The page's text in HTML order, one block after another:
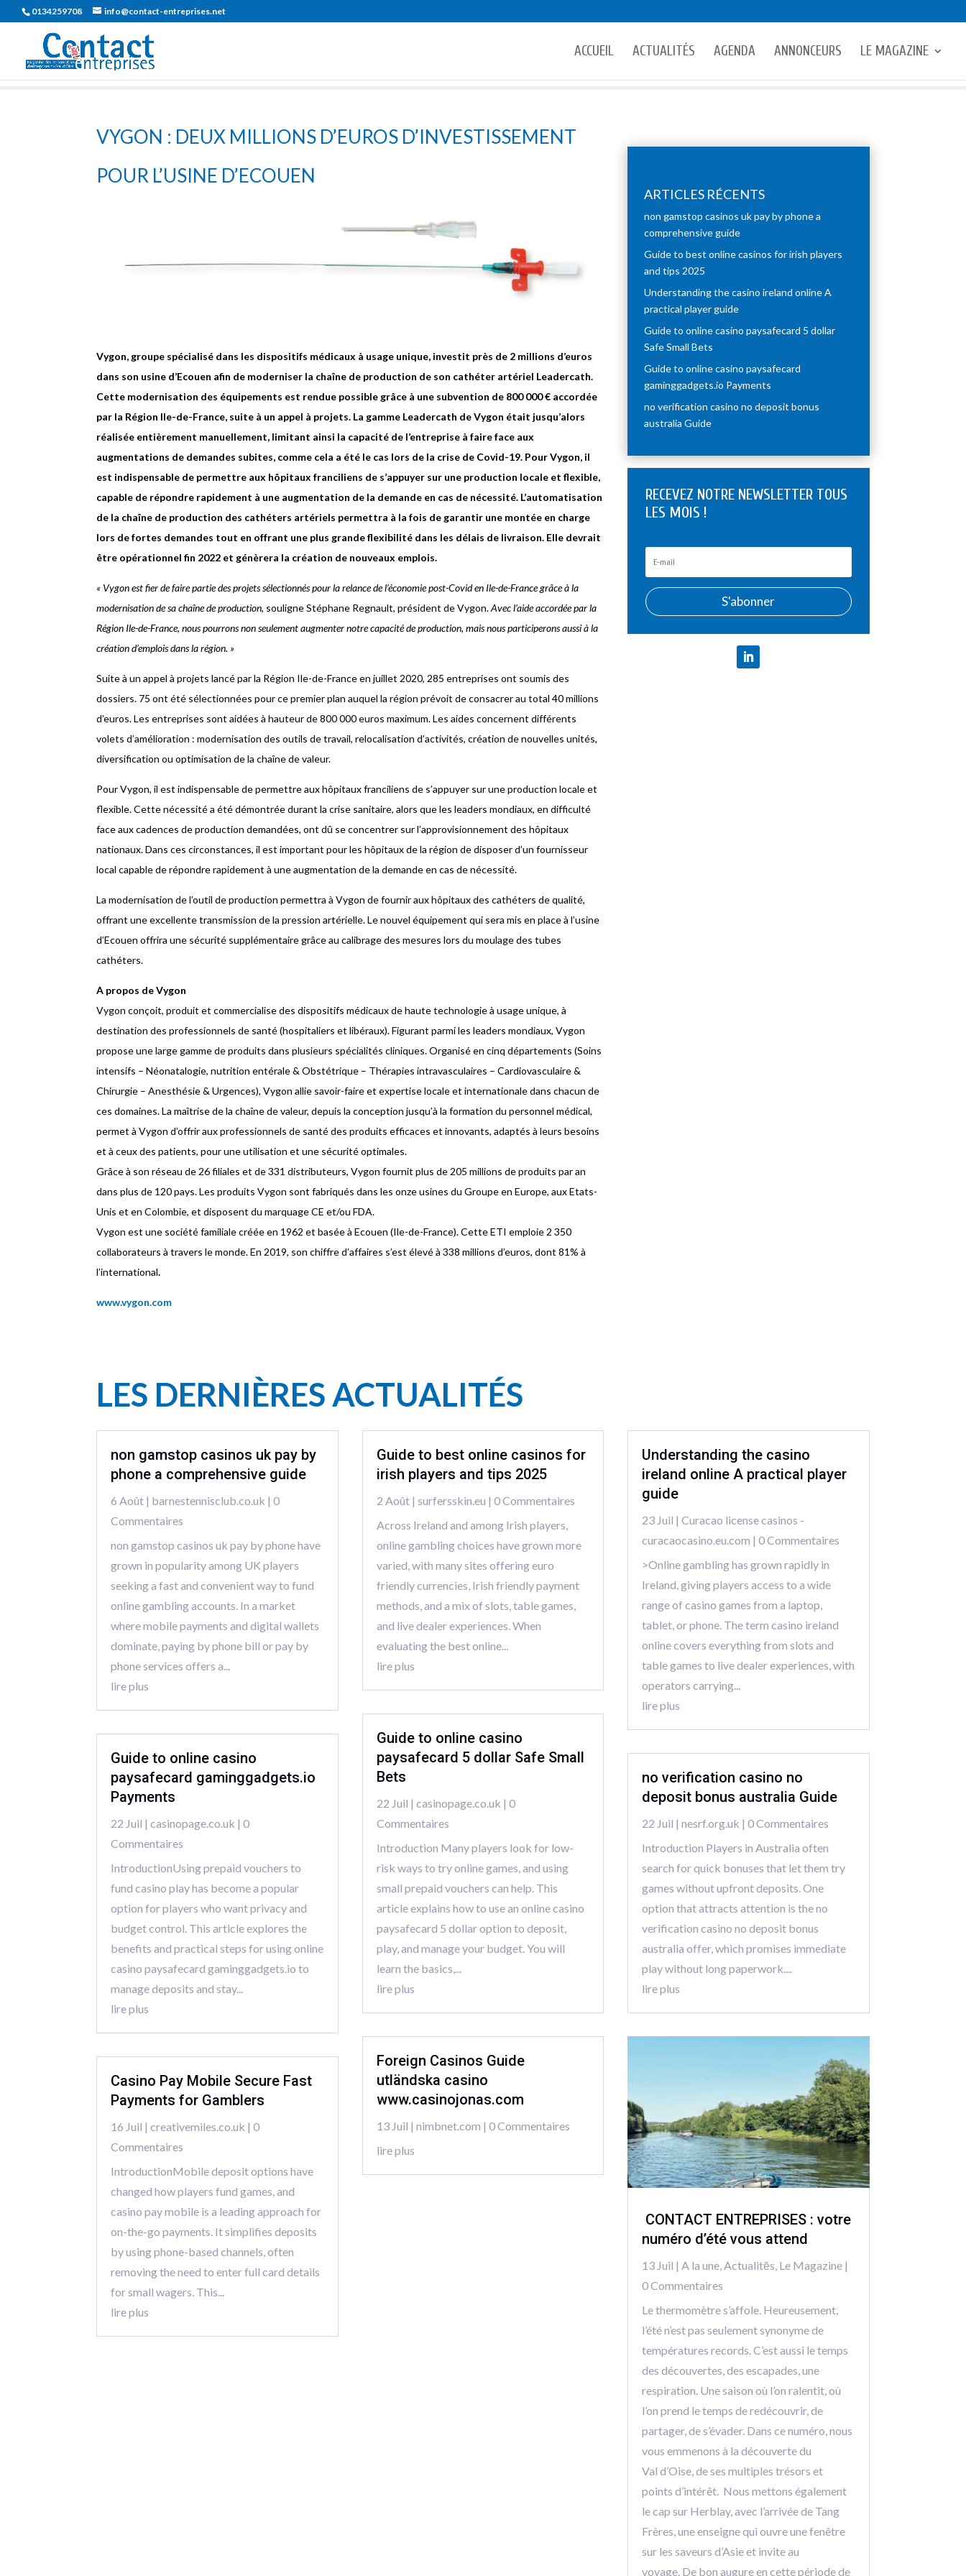
0134259708 info@contact-entreprises.net
ACCUEIL ACTUALITÉS AGENDA ANNONCEURS LE MAGAZINE
VYGON : DEUX MILLIONS D’EUROS D’INVESTISSEMENT
POUR L’USINE D’ECOUEN
Vygon, groupe spécialisé dans les dispositifs médicaux à usage unique, investit près de 2 millions d’euros
dans son usine d’Ecouen afin de moderniser la chaîne de production de son cathéter artériel Leadercath.
Cette modernisation des équipements est rendue possible grâce à une subvention de 800 000 € accordée
par la Région Ile-de-France, suite à un appel à projets. La gamme Leadercath de Vygon était jusqu’alors
réalisée entièrement manuellement, limitant ainsi la capacité de l’entreprise à faire face aux
augmentations de demandes subites, comme cela a été le cas lors de la crise de Covid-19. Pour Vygon, il
est indispensable de permettre aux hôpitaux franciliens de s’appuyer sur une production locale et flexible,
capable de répondre rapidement à une augmentation de la demande en cas de nécessité. L’automatisation
de la chaîne de production des cathéters artériels permettra à la fois de garantir une montée en charge
lors de fortes demandes tout en offrant une plus grande flexibilité dans les délais de livraison. Elle devrait
être opérationnel fin 2022 et génèrera la création de nouveaux emplois.
« Vygon est fier de faire partie des projets sélectionnés pour la relance de l’économie post-Covid en Ile-de-France grâce à la
modernisation de sa chaîne de production, souligne Stéphane Regnault, président de Vygon.Avec l’aide accordée par la
Région Ile-de-France, nous pourrons non seulement augmenter notre capacité de production, mais nous participerons aussi à la
création d’emplois dans la région. »
Suite à un appel à projets lancé par la Région Ile-de-France en juillet 2020, 285 entreprises ont soumis des
dossiers. 75 ont été sélectionnées pour ce premier plan auquel la région prévoit de consacrer au total 40 millions
d’euros. Les entreprises sont aidées à hauteur de 800 000 euros maximum. Les aides concernent différents
volets d’amélioration : modernisation des outils de travail, relocalisation d’activités, création de nouvelles unités,
diversification ou optimisation de la chaîne de valeur.
Pour Vygon, il est indispensable de permettre aux hôpitaux franciliens de s’appuyer sur une production locale et
flexible. Cette nécessité a été démontrée durant la crise sanitaire, alors que les leaders mondiaux, en difficulté
face aux cadences de production demandées, ont dû se concentrer sur l’approvisionnement des hôpitaux
nationaux. Dans ces circonstances, il est important pour les hôpitaux de la région de disposer d’un fournisseur
local capable de répondre rapidement à une augmentation de la demande en cas de nécessité.
La modernisation de l’outil de production permettra à Vygon de fournir aux hôpitaux des cathéters de qualité,
offrant une excellente transmission de la pression artérielle. Le nouvel équipement qui sera mis en place à l’usine
d’Ecouen offrira une sécurité supplémentaire grâce au calibrage des mesures lors du moulage des tubes
cathéters.
A propos de Vygon
Vygon conçoit, produit et commercialise des dispositifs médicaux de haute technologie à usage unique, à
destination des professionnels de santé (hospitaliers et libéraux). Figurant parmi les leaders mondiaux, Vygon
propose une large gamme de produits dans plusieurs spécialités cliniques. Organisé en cinq départements (Soins
intensifs – Néonatalogie, nutrition entérale & Obstétrique – Thérapies intravasculaires – Cardiovasculaire &
Chirurgie – Anesthésie & Urgences), Vygon allie savoir-faire et expertise locale et internationale dans chacun de
ces domaines. La maîtrise de la chaîne de valeur, depuis la conception jusqu’à la formation du personnel médical,
permet à Vygon d’offrir aux professionnels de santé des produits efficaces et innovants, adaptés à leurs besoins
et à ceux des patients, pour une utilisation et une sécurité optimales.
Grâce à son réseau de 26 filiales et de 331 distributeurs, Vygon fournit plus de 205 millions de produits par an
dans plus de 120 pays. Les produits Vygon sont fabriqués dans les onze usines du Groupe en Europe, aux Etats-
Unis et en Colombie, et disposent du marquage CE et/ou FDA.
Vygon est une société familiale créée en 1962 et basée à Ecouen (Ile-de-France). Cette ETI emploie 2 350
collaborateurs à travers le monde. En 2019, son chiffre d’affaires s’est élevé à 338 millions d’euros, dont 81% à
l’international.
www.vygon.com
ARTICLES RÉCENTS
non gamstop casinos uk pay by phone a
comprehensive guide
Guide to best online casinos for irish players
and tips 2025
Understanding the casino ireland online A
practical player guide
Guide to online casino paysafecard 5 dollar
Safe Small Bets
Guide to online casino paysafecard
gaminggadgets.io Payments
no verification casino no deposit bonus
australia Guide
RECEVEZ NOTRE NEWSLETTER TOUS
LES MOIS !
S'abonner
LES DERNIÈRES ACTUALITÉS
non gamstop casinos uk pay by
phone a comprehensive guide
6 Août | barnestennisclub.co.uk | 0
Commentaires
non gamstop casinos uk pay by phone have
grown in popularity among UK players
seeking a fast and convenient way to fund
online gambling accounts. In a market
where mobile payments and digital wallets
dominate, paying by phone bill or pay by
phone services offers a...
lire plus
Guide to online casino
paysafecard gaminggadgets.io
Payments
22 Juil |casinopage.co.uk | 0
Commentaires
IntroductionUsing prepaid vouchers to
fund casino play has become a popular
option for players who want privacy and
budget control. This article explores the
benefits and practical steps for using online
casino paysafecard gaminggadgets.io to
manage deposits and stay...
lire plus
Casino Pay Mobile Secure Fast
Payments for Gamblers
16 Juil |creativemiles.co.uk | 0
Commentaires
IntroductionMobile deposit options have
changed how players fund games, and
casino pay mobile is a leading approach for
on-the-go payments. It simplifies deposits
by using phone-based channels, often
removing the need to enter full card details
for small wagers. This...
lire plus
Guide to best online casinos for
irish players and tips 2025
2 Août| surfersskin.eu | 0 Commentaires
Across Ireland and among Irish players,
online gambling choices have grown more
varied, with many sites offering euro
friendly currencies, Irish friendly payment
methods, and a mix of slots, table games,
and live dealer experiences. When
evaluating the best online...
lire plus
Guide to online casino
paysafecard 5 dollar Safe Small
Bets
22 Juil | casinopage.co.uk | 0
Commentaires
Introduction Many players look for low-
risk ways to try online games, and using
small prepaid vouchers can help. This
article explains how to use an online casino
paysafecard 5 dollar option to deposit,
play, and manage your budget. You will
learn the basics,...
lire plus
Foreign Casinos Guide
utländska casino
www.casinojonas.com
13 Juil | nimbnet.com | 0 Commentaires
lire plus
Understanding the casino
ireland online A practical player
guide
23 Juil | Curacao license casinos -
curacaocasino.eu.com | 0 Commentaires
>Online gambling has grown rapidly in
Ireland, giving players access to a wide
range of casino games from a laptop,
tablet, or phone. The term casino ireland
online covers everything from slots and
table games to live dealer experiences, with
operators carrying...
lire plus
no verification casino no
deposit bonus australia Guide
22 Juil | nesrf.org.uk | 0 Commentaires
Introduction Players in Australia often
search for quick bonuses that let them try
games without upfront deposits. One
option that attracts attention is the no
verification casino no deposit bonus
australia offer, which promises immediate
play without long paperwork....
lire plus
CONTACT ENTREPRISES : votre
numéro d’été vous attend
13 Juil | A la une, Actualitēs Le Magazine|
0 Commentaires
Le thermomètre s’affole. Heureusement,
l’été n’est pas seulement synonyme de
températures records. C’est aussi le temps
des découvertes, des escapades, une
respiration. Une saison où l’on ralentit, où
l’on prend le temps de redécouvrir, de
partager, de s’évader. Dans ce numéro, nous
vous emmenons à la découverte du
Val d’Oise, de ses multiples trésors et
points d’intérêt. Nous mettons également
le cap sur Herblay, avec l’arrivée de Tang
Frères, une enseigne qui ouvre une fenêtre
sur les saveurs d’Asie et invite au
voyage. De bon augure en cette période de